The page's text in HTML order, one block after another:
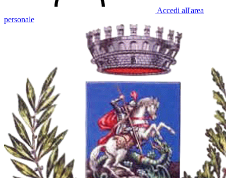
Accedi all'area
personale